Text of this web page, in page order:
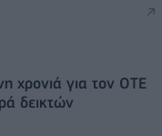
χρονιά για τον ΟΤΕ
δεικτών